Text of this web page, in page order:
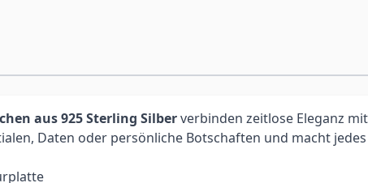
aus 925 Sterling Silberverbinden zeitlose Eleganz
Daten oder persönliche Botschaften und macht